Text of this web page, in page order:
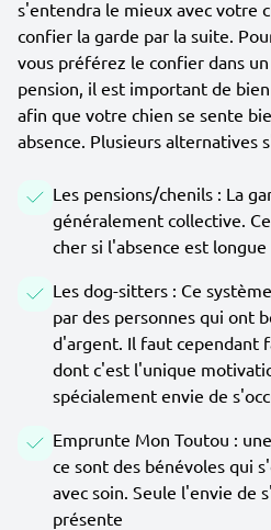
s'entendra le mieux avec votre
confier la garde par la suite.
vous préférez le confier dans
pension, il est important de
afin que votre chien se sente
absence. Plusieurs alternatives
Les pensions/chenils : La
généralement collective.
cher si l'absence est longue
Les dog-sitters : Ce
par des personnes qui ont
d'argent. Il faut cependant
dont c'est l'unique
spécialement envie de
Emprunte Mon Toutou :
ce sont des bénévoles qui
avec soin. Seule l'envie de
présente